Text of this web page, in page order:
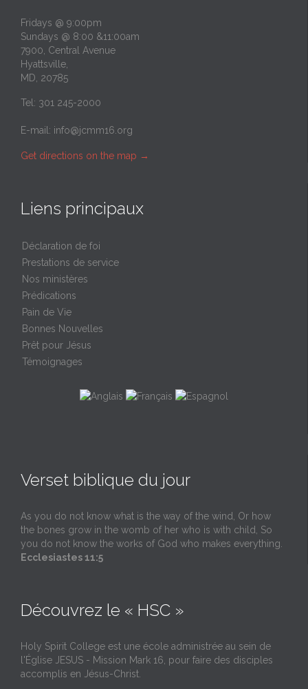
Fridays @ 9:00pm
Sundays @ 8:00 &11:00am
7900, Central Avenue
Hyattsville,
MD, 20785
Tel: 301 245-2000
E-mail: info@jcmm16.org
Get directions on the map →
Liens principaux
Déclaration de foi
Prestations de service
Nos ministères
Prédications
Pain de Vie
Bonnes Nouvelles
Prêt pour Jésus
Témoignages
Verset biblique du jour
As you do not know what is the way of the wind, Or how
the bones grow in the womb of her who is with child, So
you do not know the works of God who makes everything.
Ecclesiastes 11:5
Découvrez le « HSC »
Holy Spirit College est une école administrée au sein de
l'Église JESUS - Mission Mark 16, pour faire des disciples
accomplis en Jésus-Christ.